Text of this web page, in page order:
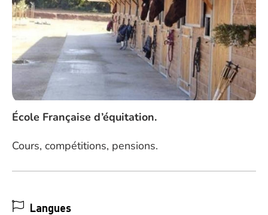
École Française d’équitation.
Cours, compétitions, pensions.
Langues